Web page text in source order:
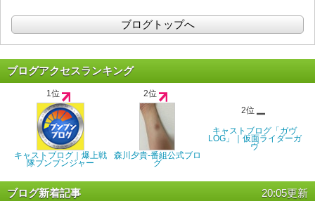
ブログトップへ
ブログアクセスランキング
1位
キャストブログ｜爆上戦
隊ブンブンジャー
2位
森川夕貴-番組公式ブロ
グ
2位
キャストブログ「ガヴ
LOG」｜仮面ライダーガ
ヴ
ブログ新着記事 20:05更新